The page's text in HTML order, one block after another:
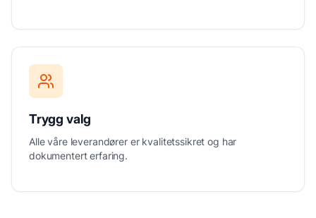
Trygg valg
Alle våre leverandører er kvalitetssikret og har
dokumentert erfaring.